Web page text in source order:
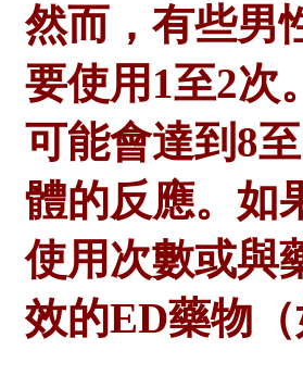
然而，有些男
要使用 1至2次
可能會達到8
體的反應。如
使用次數或與
效的ED藥物